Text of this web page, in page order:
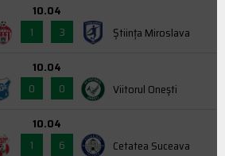
10.04
1
3 Știința Miroslava
10.04
0
0 Viitorul Onești
10.04
1
6 Cetatea Suceava